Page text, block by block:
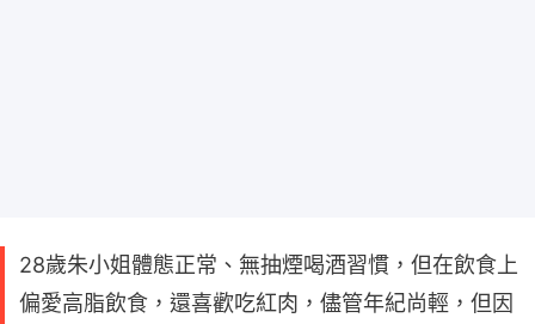
28歲朱小姐體態正常、無抽煙喝酒習慣，但在飲食上
偏愛高脂飲食，還喜歡吃紅肉，儘管年紀尚輕，但因